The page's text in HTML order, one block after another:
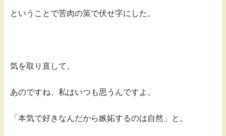
ということで苦肉の策で伏せ字にした。
気を取り直して。
あのですね、私はいつも思うんですよ。
「本気で好きなんだから嫉妬するのは自然」と。